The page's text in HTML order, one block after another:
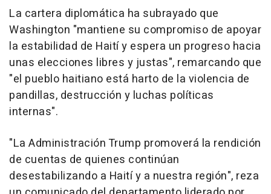
La cartera diplomática ha subrayado que
Washington "mantiene su compromiso de apoyar
la estabilidad de Haití y espera un progreso hacia
unas elecciones libres y justas", remarcando que
"el pueblo haitiano está harto de la violencia de
pandillas, destrucción y luchas políticas
internas".
"La Administración Trump promoverá la rendición
de cuentas de quienes continúan
desestabilizando a Haití y a nuestra región", reza